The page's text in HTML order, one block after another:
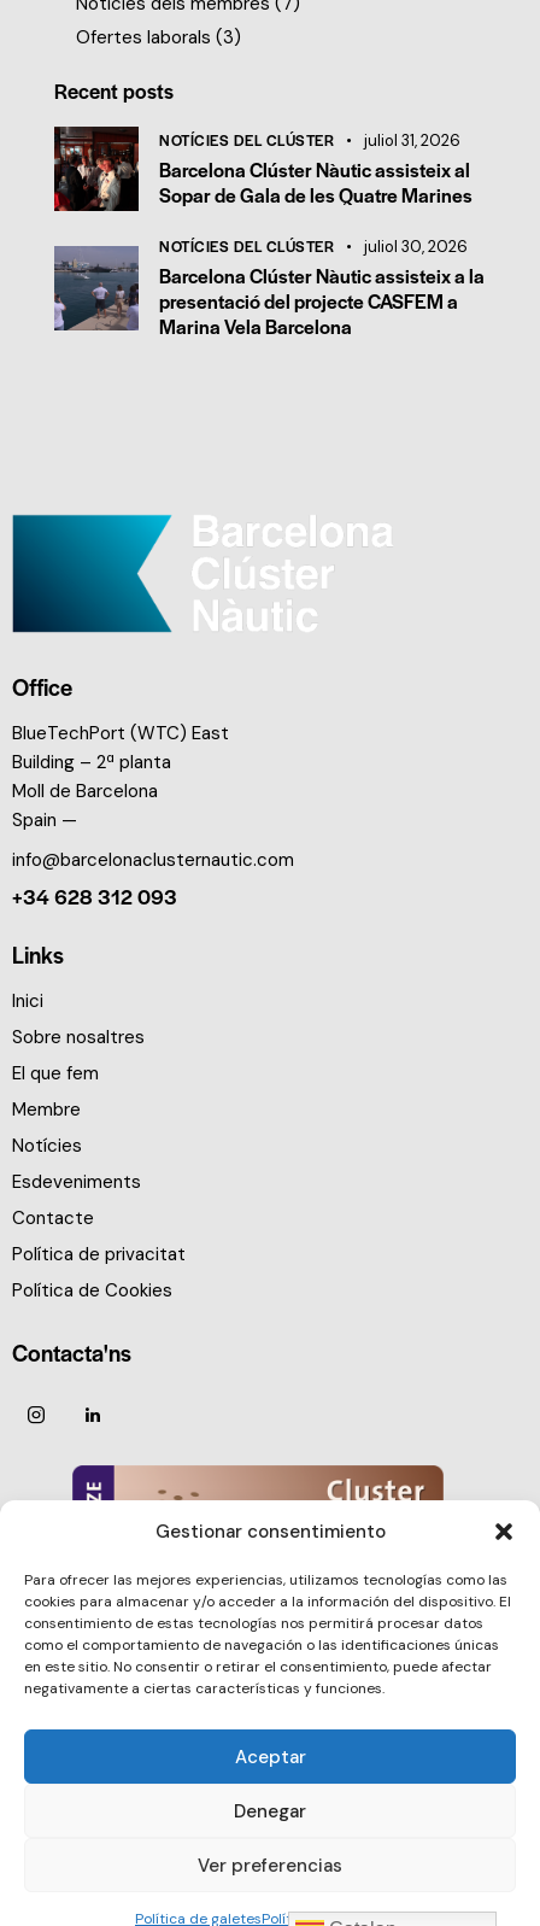
Gestionar consentimiento
Para ofrecer las mejores experiencias, utilizamos tecnologías como las
cookies para almacenar y/o acceder a la información del dispositivo. El
consentimiento de estas tecnologías nos permitirá procesar datos
como el comportamiento de navegación o las identificaciones únicas
en este sitio. No consentir o retirar el consentimiento, puede afectar
negativamente a ciertas características y funciones.
Aceptar
Denegar
Ver preferencias
Política de galetesPolítica de privacitat
Ofertes laborals (3)
Recent posts
NOTÍCIES DEL CLÚSTER juliol 31, 2026
Barcelona Clúster Nàutic assisteix al
Sopar de Gala de les Quatre Marines
NOTÍCIES DEL CLÚSTER juliol 30, 2026
Barcelona Clúster Nàutic assisteix a la
presentació del projecte CASFEM a
Marina Vela Barcelona
Office
BlueTechPort (WTC) East
Building – 2ª planta
Moll de Barcelona
Spain —
info@barcelonaclusternautic.com
+34 628 312 093
Links
Inici
Sobre nosaltres
El que fem
Membre
Notícies
Esdeveniments
Contacte
Política de privacitat
Política de Cookies
Contacta'ns
Barcelona Clúster Nautic © 2026. All rights reserved.